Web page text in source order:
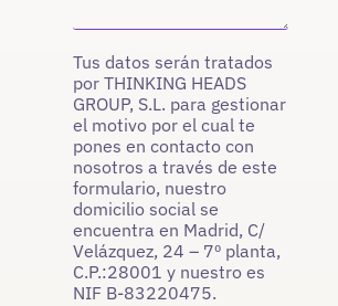
Tus datos serán tratados
por THINKING HEADS
GROUP, S.L. para gestionar
el motivo por el cual te
pones en contacto con
nosotros a través de este
formulario, nuestro
domicilio social se
encuentra en Madrid, C/
Velázquez, 24 – 7º planta,
C.P.:28001 y nuestro es
NIF B-83220475.